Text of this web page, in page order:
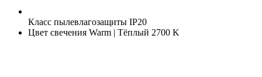
Класс пылевлагозащиты IP20
Цвет свечения Warm | Тёплый 2700 K